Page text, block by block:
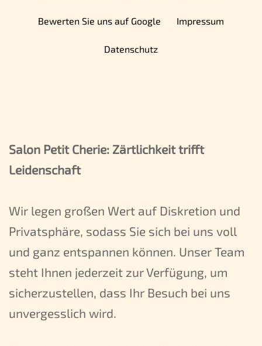
Bewerten Sie uns auf Google Impressum
Datenschutz
Salon Petit Cherie: Zärtlichkeit trifft
Leidenschaft
Wir legen großen Wert auf Diskretion und
Privatsphäre, sodass Sie sich bei uns voll
und ganz entspannen können. Unser Team
steht Ihnen jederzeit zur Verfügung, um
sicherzustellen, dass Ihr Besuch bei uns
unvergesslich wird.